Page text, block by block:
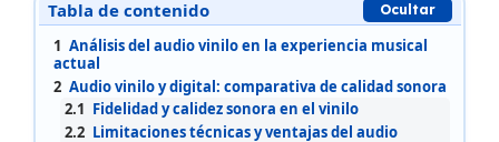
Tabla de contenido Ocultar
1 Análisis del audio vinilo en la experiencia musical
actual
2 Audio vinilo y digital: comparativa de calidad sonora
2.1 Fidelidad y calidez sonora en el vinilo
2.2 Limitaciones técnicas y ventajas del audio